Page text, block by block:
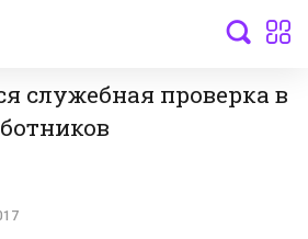
служебная проверка в